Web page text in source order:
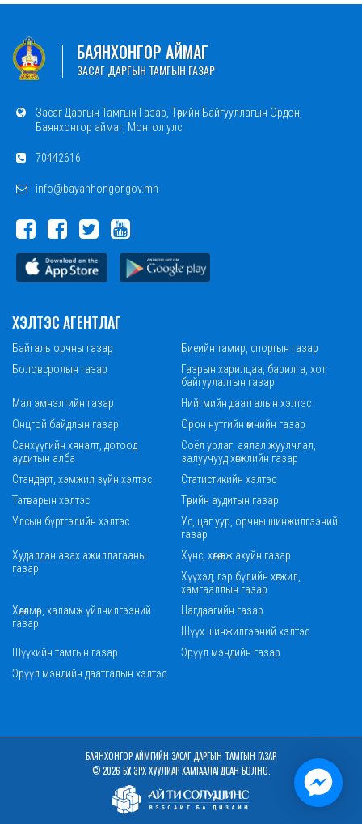
БАЯНХОНГОР АЙМАГ
ЗАСАГ ДАРГЫН ТАМГЫН ГАЗАР
Засаг Даргын Тамгын Газар, Төрийн Байгууллагын Ордон,
Баянхонгор аймаг, Монгол улс
70442616
info@bayanhongor.gov.mn
ХЭЛТЭС АГЕНТЛАГ
Байгаль орчны газар
Биеийн тамир, спортын газар
Боловсролын газар
Газрын харилцаа, барилга, хот
байгуулалтын газар
Мал эмнэлгийн газар
Нийгмийн даатгалын хэлтэс
Онцгой байдлын газар
Орон нутгийн өмчийн газар
Санхүүгийн хяналт, дотоод
аудитын алба
Соёл урлаг, аялал жуулчлал,
залуучууд хөгжлийн газар
Стандарт, хэмжил зүйн хэлтэс
Статистикийн хэлтэс
Татварын хэлтэс
Төрийн аудитын газар
Улсын бүртгэлийн хэлтэс
Ус, цаг уур, орчны шинжилгээний
газар
Худалдан авах ажиллагааны
газар
Хүнс, хөдөө аж ахуйн газар
Хүүхэд, гэр бүлийн хөгжил,
хамгааллын газар
Хөдөлмөр, халамж үйлчилгээний
газар
Цагдаагийн газар
Шүүх шинжилгээний хэлтэс
Шүүхийн тамгын газар
Эрүүл мэндийн газар
Эрүүл мэндийн даатгалын хэлтэс
БАЯНХОНГОР АЙМГИЙН ЗАСАГ ДАРГЫН ТАМГЫН ГАЗАР
© 2026 БҮХ ЭРХ ХУУЛИАР ХАМГААЛАГДСАН БОЛНО.